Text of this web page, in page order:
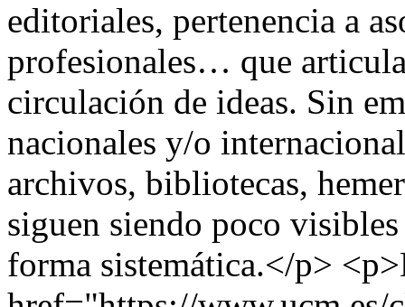
editoriales, pertenencia a
profesionales… que
circulación de ideas. Sin
nacionales y/o
archivos, bibliotecas,
siguen siendo poco
forma sistemática.</p>